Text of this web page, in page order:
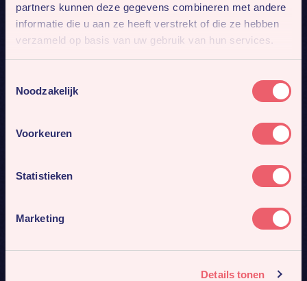
partners kunnen deze gegevens combineren met andere
informatie die u aan ze heeft verstrekt of die ze hebben
verzameld op basis van uw gebruik van hun services.
Noodzakelijk
Voorkeuren
Statistieken
Marketing
Details tonen